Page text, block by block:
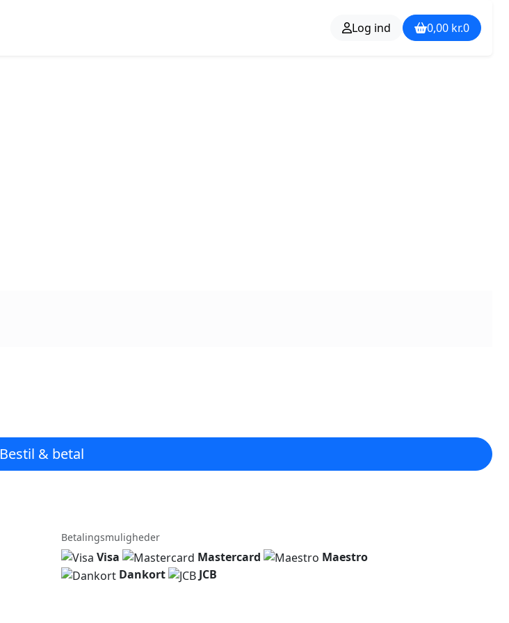
Log ind 0,00 kr.0
Bestil & betal
Betalingsmuligheder
Visa Mastercard
Maestro
Dankort
JCB